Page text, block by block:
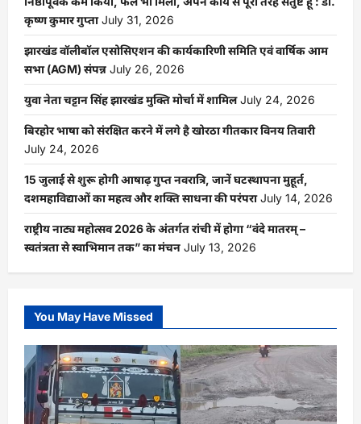
कृष्ण कुमार गुप्ता July 31, 2026
झारखंड वॉलीबॉल एसोसिएशन की कार्यकारिणी समिति एवं वार्षिक आम
सभा (AGM) संपन्न July 26, 2026
युवा नेता चट्टान सिंह झारखंड मुक्ति मोर्चा में शामिल July 24, 2026
बिरहोर भाषा को संरक्षित करने में लगे है खोरठा गीतकार विनय तिवारी
July 24, 2026
15 जुलाई से शुरू होगी आषाढ़ गुप्त नवरात्रि, जानें घटस्थापना मुहूर्त,
दशमहाविद्याओं का महत्व और शक्ति साधना की परंपरा July 14, 2026
राष्ट्रीय नाट्य महोत्सव 2026 के अंतर्गत रांची में होगा “वंदे मातरम् –
स्वतंत्रता से स्वाभिमान तक” का मंचन July 13, 2026
You May Have Missed